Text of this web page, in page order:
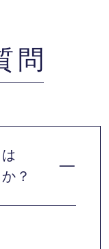
問
？